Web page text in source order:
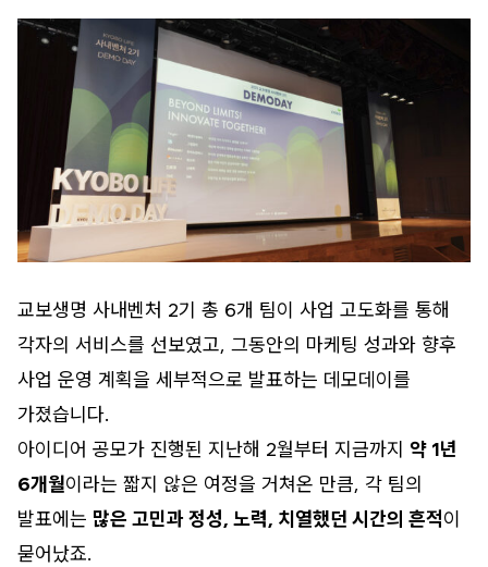
교보생명 사내벤처 2기 총 6개 팀이 사업 고도화를 통해
각자의 서비스를 선보였고, 그동안의 마케팅 성과와 향후
사업 운영 계획을 세부적으로 발표하는 데모데이를
가졌습니다.
아이디어 공모가 진행된 지난해 2월부터 지금까지 약 1년
6개월이라는 짧지 않은 여정을 거쳐온 만큼, 각 팀의
발표에는 많은 고민과 정성, 노력, 치열했던 시간의 흔적이
묻어났죠.